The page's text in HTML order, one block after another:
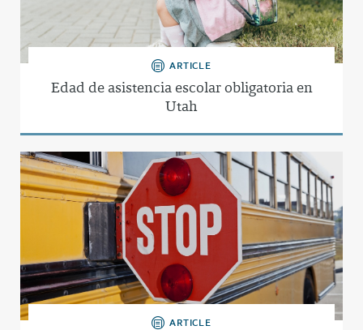
ARTICLE
Edad de asistencia escolar obligatoria en
Utah
ARTICLE